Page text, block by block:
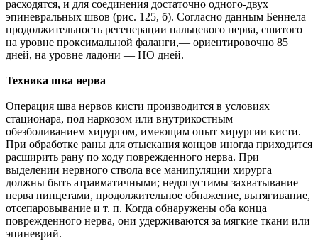
расходятся, и для соединения достаточно одного-двух
эпиневральных швов (рис. 125, б). Согласно данным Беннела
продолжительность регенерации пальцевого нерва, сшитого
на уровне проксимальной фаланги,— ориентировочно 85
дней, на уровне ладони — НО дней.
Техника шва нерва
Операция шва нервов кисти производится в условиях
стационара, под наркозом или внутрикостным
обезболиванием хирургом, имеющим опыт хирургии кисти.
При обработке раны для отыскания концов иногда приходится
расширить рану по ходу поврежденного нерва. При
выделении нервного ствола все манипуляции хирурга
должны быть атравматичными; недопустимы захватывание
нерва пинцетами, продолжительное обнажение, вытягивание,
отсепаровывание и т. п. Когда обнаружены оба конца
поврежденного нерва, они удерживаются за мягкие ткани или
эпиневрий.